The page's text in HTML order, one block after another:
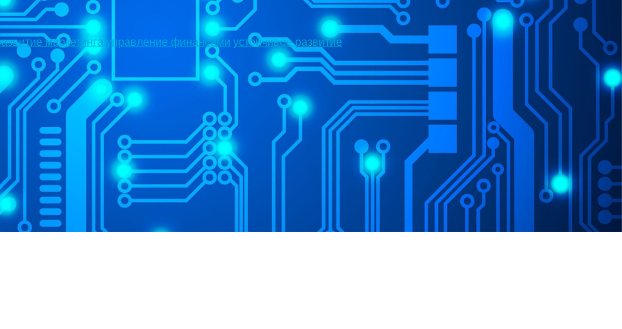
маркетинга управление финансами устойчивое развитие